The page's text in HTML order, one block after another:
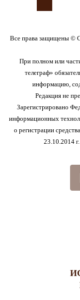
Все права защищены ©
При полном или
телеграф»
информацию,
Редакция не
Зарегистрировано
информационных
о регистрации
23.10.2014